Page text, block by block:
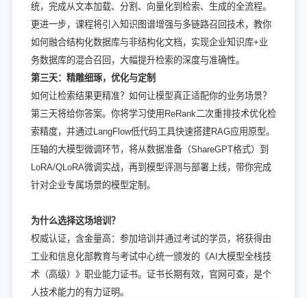
统，完成从文本加载、分割、向量化到检索、生成的全流程。
更进一步，课程将引入知识图谱增强与多链路召回技术，教你
如何融合结构化数据库与非结构化文档，实现企业知识库+业
务数据库的混合召回，大幅提升检索的深度与准确性。
第三天：精雕细琢，优化与定制
如何让检索结果更精准？如何让模型真正适配你的业务场景？
第三天将给你答案。你将学习使用ReRank二次重排技术优化检
索精度，并通过LangFlow低代码工具快速搭建RAG应用原型。
压轴的大模型微调环节，将从数据准备（ShareGPT格式）到
LoRA/QLoRA微调实战，再到模型评测与部署上线，带你完成
针对企业专属场景的模型定制。
为什么选择这场培训？
权威认证，含金量高：参加培训并通过考试的学员，将获得由
工业和信息化部教育与考试中心统一颁发的《AI大模型全栈技
术（高级）》职业能力证书。证书长期有效，官网可查，是个
人技术能力的有力证明。